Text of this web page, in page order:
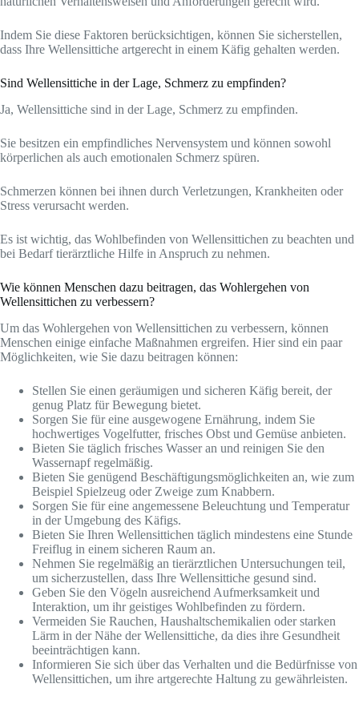
Indem Sie diese Faktoren berücksichtigen, können Sie sicherstellen,
dass Ihre Wellensittiche artgerecht in einem Käfig gehalten werden.
Sind Wellensittiche in der Lage, Schmerz zu empfinden?
Ja, Wellensittiche sind in der Lage, Schmerz zu empfinden.
Sie besitzen ein empfindliches Nervensystem und können sowohl
körperlichen als auch emotionalen Schmerz spüren.
Schmerzen können bei ihnen durch Verletzungen, Krankheiten oder
Stress verursacht werden.
Es ist wichtig, das Wohlbefinden von Wellensittichen zu beachten und
bei Bedarf tierärztliche Hilfe in Anspruch zu nehmen.
Wie können Menschen dazu beitragen, das Wohlergehen von
Wellensittichen zu verbessern?
Um das Wohlergehen von Wellensittichen zu verbessern, können
Menschen einige einfache Maßnahmen ergreifen. Hier sind ein paar
Möglichkeiten, wie Sie dazu beitragen können:
Stellen Sie einen geräumigen und sicheren Käfig bereit, der
genug Platz für Bewegung bietet.
Sorgen Sie für eine ausgewogene Ernährung, indem Sie
hochwertiges Vogelfutter, frisches Obst und Gemüse anbieten.
Bieten Sie täglich frisches Wasser an und reinigen Sie den
Wassernapf regelmäßig.
Bieten Sie genügend Beschäftigungsmöglichkeiten an, wie zum
Beispiel Spielzeug oder Zweige zum Knabbern.
Sorgen Sie für eine angemessene Beleuchtung und Temperatur
in der Umgebung des Käfigs.
Bieten Sie Ihren Wellensittichen täglich mindestens eine Stunde
Freiflug in einem sicheren Raum an.
Nehmen Sie regelmäßig an tierärztlichen Untersuchungen teil,
um sicherzustellen, dass Ihre Wellensittiche gesund sind.
Geben Sie den Vögeln ausreichend Aufmerksamkeit und
Interaktion, um ihr geistiges Wohlbefinden zu fördern.
Vermeiden Sie Rauchen, Haushaltschemikalien oder starken
Lärm in der Nähe der Wellensittiche, da dies ihre Gesundheit
beeinträchtigen kann.
Informieren Sie sich über das Verhalten und die Bedürfnisse von
Wellensittichen, um ihre artgerechte Haltung zu gewährleisten.